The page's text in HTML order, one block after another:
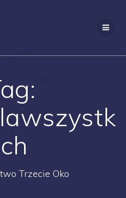
Trzecie Oko